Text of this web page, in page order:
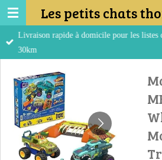
Passer
au
contenu
Les petits chats
Livraison rapide à domicile pour les listes
30km